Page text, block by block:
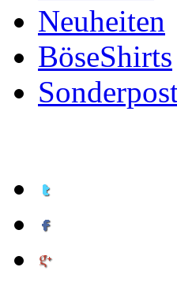
Neuheiten
BöseShirts